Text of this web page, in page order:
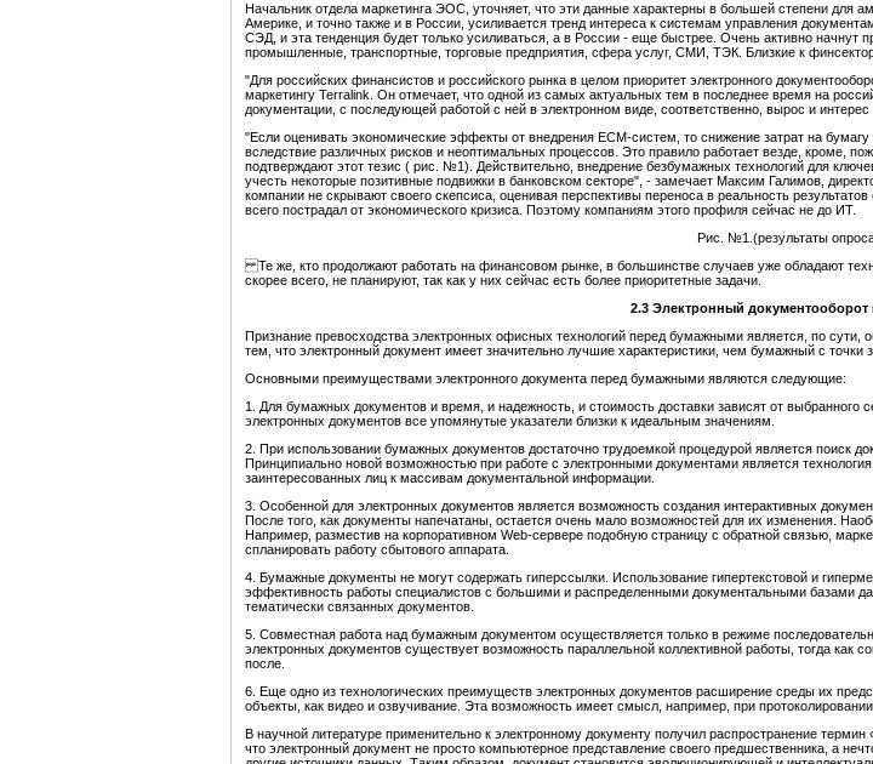
Начальник отдела маркетинга ЭОС, уточняет, что эти данные характерны в большей степени для
Америке, и точно также и в России, усиливается тренд интереса к системам управления
СЭД, и эта тенденция будет только усиливаться, а в России - еще быстрее. Очень активно начнут
промышленные, транспортные, торговые предприятия, сфера услуг, СМИ, ТЭК. Близкие к
"Для российских финансистов и российского рынка в целом приоритет электронного
маркетингу Terralink. Он отмечает, что одной из самых актуальных тем в последнее время на
документации, с последующей работой с ней в электронном виде, соответственно, вырос и
"Если оценивать экономические эффекты от внедрения ECM-систем, то снижение затрат на
вследствие различных рисков и неоптимальных процессов. Это правило работает везде, кроме,
подтверждают этот тезис ( рис. №1). Действительно, внедрение безбумажных технологий для
учесть некоторые позитивные подвижки в банковском секторе", - замечает Максим Галимов,
компании не скрывают своего скепсиса, оценивая перспективы переноса в реальность
всего пострадал от экономического кризиса. Поэтому компаниям этого профиля сейчас не до ИТ.
Рис. №1.(результаты
Те же, кто продолжают работать на финансовом рынке, в большинстве случаев уже обладают
скорее всего, не планируют, так как у них сейчас есть более приоритетные задачи.
2.3 Электронный документооборот
Признание превосходства электронных офисных технологий перед бумажными является, по
тем, что электронный документ имеет значительно лучшие характеристики, чем бумажный с точки
Основными преимуществами электронного документа перед бумажными являются следующие:
1. Для бумажных документов и время, и надежность, и стоимость доставки зависят от
электронных документов все упомянутые указатели близки к идеальным значениям.
2. При использовании бумажных документов достаточно трудоемкой процедурой является поиск
Принципиально новой возможностью при работе с электронными документами является
заинтересованных лиц к массивам документальной информации.
3. Особенной для электронных документов является возможность создания интерактивных
После того, как документы напечатаны, остается очень мало возможностей для их изменения.
Например, разместив на корпоративном Web-сервере подобную страницу с обратной связью,
спланировать работу сбытового аппарата.
4. Бумажные документы не могут содержать гиперссылки. Использование гипертекстовой и
эффективность работы специалистов с большими и распределенными документальными базами
тематически связанных документов.
5. Совместная работа над бумажным документом осуществляется только в режиме
электронных документов существует возможность параллельной коллективной работы, тогда
после.
6. Еще одно из технологических преимуществ электронных документов расширение среды их
объекты, как видео и озвучивание. Эта возможность имеет смысл, например, при
В научной литературе применительно к электронному документу получил распространение
что электронный документ не просто компьютерное представление своего предшественника, а